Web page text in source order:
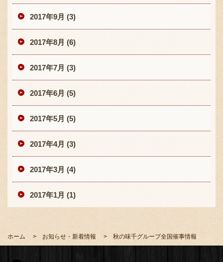
2017年9月 (3)
2017年8月 (6)
2017年7月 (3)
2017年6月 (5)
2017年5月 (5)
2017年4月 (3)
2017年3月 (4)
2017年1月 (1)
ホーム お知らせ・新着情報 秋の味千グループ全国催事情報